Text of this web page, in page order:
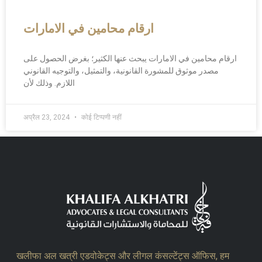
ارقام محامين في الامارات
ارقام محامين في الامارات يبحث عنها الكثير؛ بغرض الحصول على
مصدر موثوق للمشورة القانونية، والتمثيل، والتوجيه القانوني
اللازم. وذلك لأن
अप्रैल 23, 2024 कोई टिप्पणी नहीं
खलीफा अल खत्री एडवोकेट्स और लीगल कंसल्टेंट्स ऑफिस, हम